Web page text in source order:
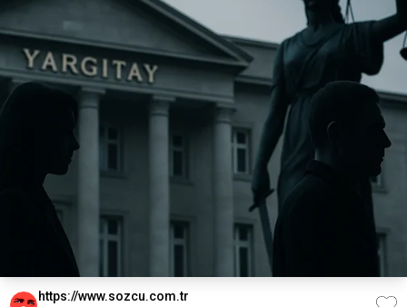
https://www.sozcu.com.tr